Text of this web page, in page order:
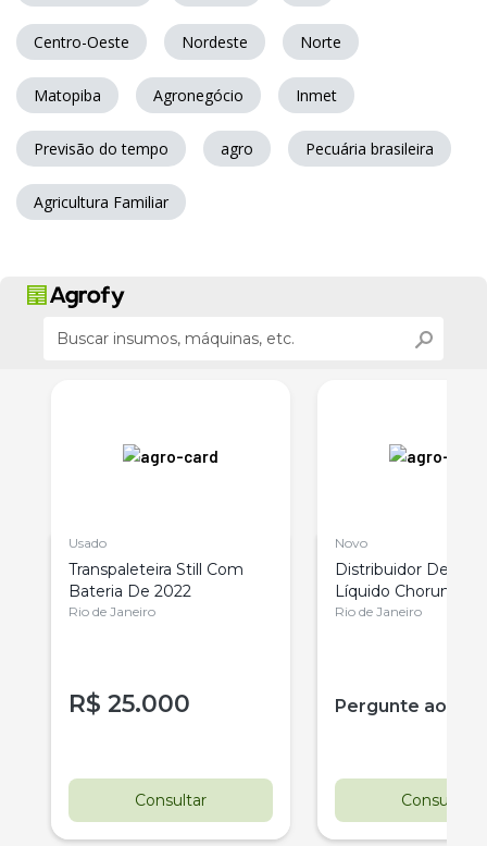
Centro-Oeste Nordeste Norte
Matopiba Agronegócio Inmet
Previsão do tempo agro Pecuária brasileira
Agricultura Familiar
Usado
Transpaleteira Still Com
Bateria De 2022
Rio de Janeiro
R$ 25.000
Consultar
Novo
Distribuidor De
Líquido
Litros
Rio de Janeiro
Pergunte ao
Consultar